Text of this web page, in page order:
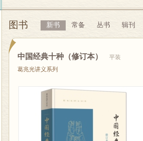
图书 新书 常备 丛书 辑刊
中国经典十种（修订本）
平装
葛兆光讲义系列